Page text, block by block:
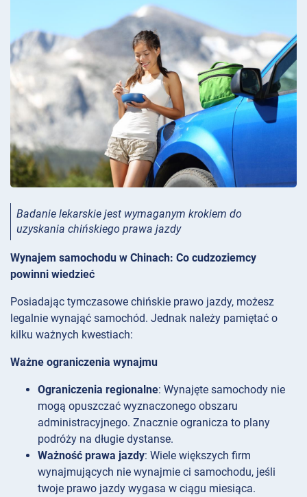
Badanie lekarskie jest wymaganym krokiem do
uzyskania chińskiego prawa jazdy
Wynajem samochodu w Chinach: Co cudzoziemcy
powinni wiedzieć
Posiadając tymczasowe chińskie prawo jazdy, możesz
legalnie wynająć samochód. Jednak należy pamiętać o
kilku ważnych kwestiach:
Ważne ograniczenia wynajmu
Ograniczenia regionalne: Wynajęte samochody nie
mogą opuszczać wyznaczonego obszaru
administracyjnego. Znacznie ogranicza to plany
podróży na długie dystanse.
Ważność prawa jazdy: Wiele większych firm
wynajmujących nie wynajmie ci samochodu, jeśli
twoje prawo jazdy wygasa w ciągu miesiąca.